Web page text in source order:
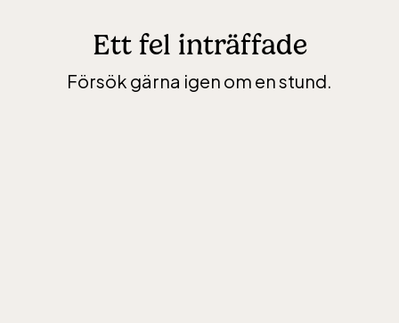
Ett fel inträffade
Försök gärna igen om en stund.